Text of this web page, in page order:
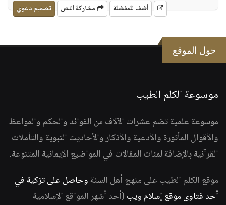
أضف للمفضلة مشاركة النص تصميم دعوي
حول الموقع
موسوعة الكلم الطيب
موسوعة علمية تضم عشرات الآلاف من الفوائد والحكم والمواعظ
والأقوال المأثورة والأدعية والأذكار والأحاديث النبوية والتأملات
القرآنية بالإضافة لمئات المقالات في المواضيع الإيمانية المتنوعة.
موقع الكلم الطيب على منهج أهل السنة وحاصل على تزكية في
أحد فتاوى موقع إسلام ويب (أحد أشهر المواقع الإسلامية